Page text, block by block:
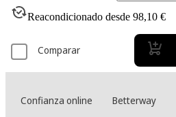
Reacondicionado desde 98,10 €
Comparar
Confianza online Betterway